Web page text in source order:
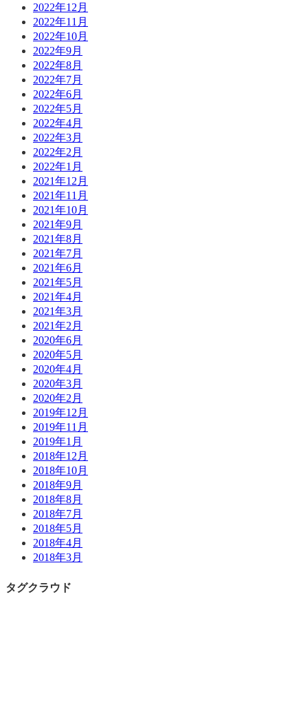
2022年12月
2022年11月
2022年10月
2022年9月
2022年8月
2022年7月
2022年6月
2022年5月
2022年4月
2022年3月
2022年2月
2022年1月
2021年12月
2021年11月
2021年10月
2021年9月
2021年8月
2021年7月
2021年6月
2021年5月
2021年4月
2021年3月
2021年2月
2020年6月
2020年5月
2020年4月
2020年3月
2020年2月
2019年12月
2019年11月
2019年1月
2018年12月
2018年10月
2018年9月
2018年8月
2018年7月
2018年5月
2018年4月
2018年3月
タグクラウド